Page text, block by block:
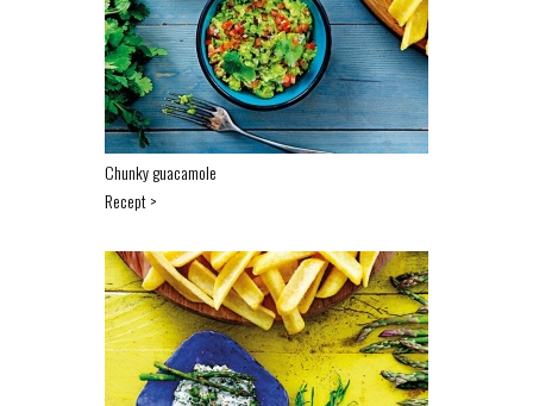
Chunky guacamole
Recept >